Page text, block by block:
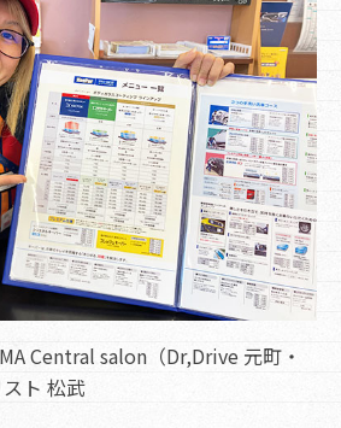
Central salon（Dr,Drive 元町・
ト 松武